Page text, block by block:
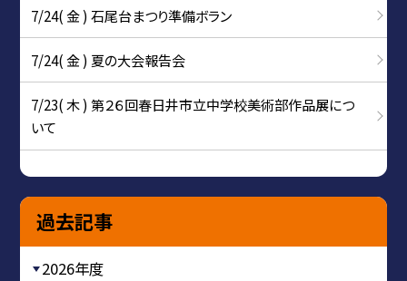
7/24( 金 ) 石尾台まつり準備ボラン
7/24( 金 ) 夏の大会報告会
7/23( 木 ) 第２６回春日井市立中学校美術部作品展につ
いて
過去記事
2026年度